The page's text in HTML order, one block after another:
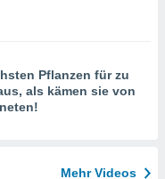
Pflanzen für zu
als kämen sie von
Mehr Videos